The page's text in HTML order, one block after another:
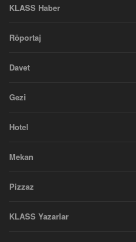
KLASS Haber
Röportaj
Davet
Gezi
Hotel
Mekan
Pizzaz
KLASS Yazarlar